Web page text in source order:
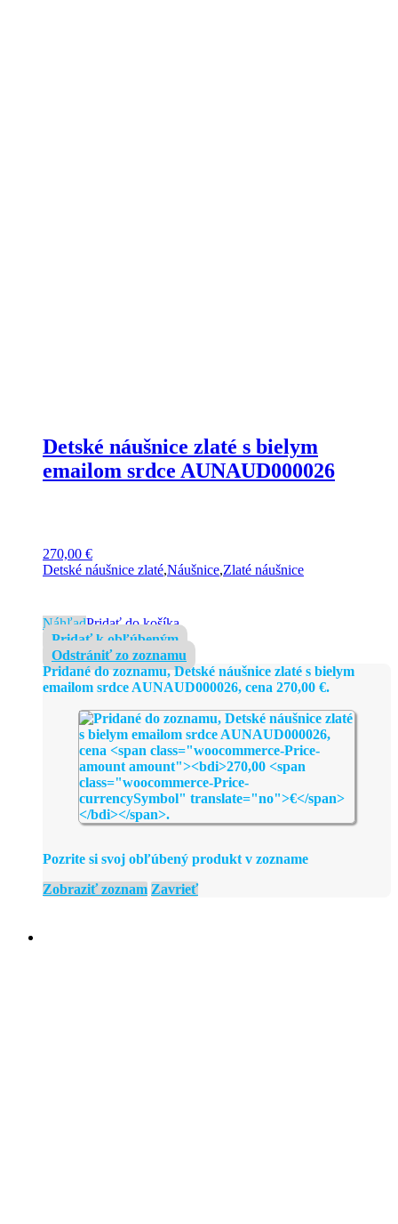
Detské náušnice zlaté s bielym
emailom srdce AUNAUD000026
270,00 €
Detské náušnice zlaté,Náušnice,Zlaté náušnice
NáhľadPridať do košíka
Pridať k obľúbeným
Odstrániť zo zoznamu
Pridané do zoznamu, Detské náušnice zlaté s bielym
emailom srdce AUNAUD000026, cena 270,00 €.
Pozrite si svoj obľúbený produkt v zozname
Zobraziť zoznam Zavrieť